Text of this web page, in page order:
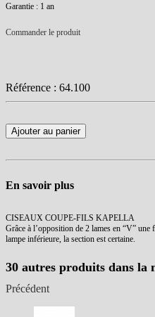
Garantie : 1 an
Commander le produit
Référence : 64.100
Ajouter au panier
En savoir plus
CISEAUX COUPE-FILS KAPELLA
Grâce à l’opposition de 2 lames en “V”
lampe inférieure, la section est certaine.
30 autres produits dans la
Précédent